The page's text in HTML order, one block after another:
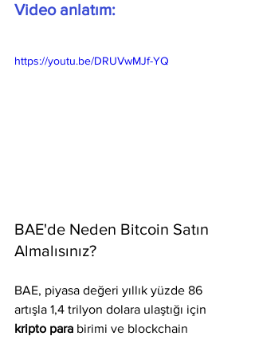
Video anlatım:
https://youtu.be/DRUVwMJf-YQ
BAE'de Neden Bitcoin Satın
Almalısınız?
BAE, piyasa değeri yıllık yüzde 86
artışla 1,4 trilyon dolara ulaştığı için
kripto para birimi ve blockchain